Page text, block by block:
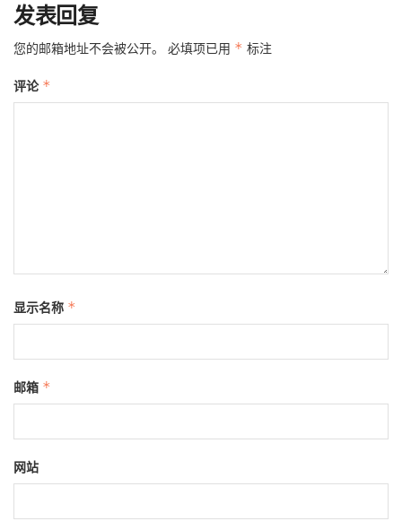
发表回复
您的邮箱地址不会被公开。 必填项已用 * 标注
评论 *
显示名称 *
邮箱 *
网站